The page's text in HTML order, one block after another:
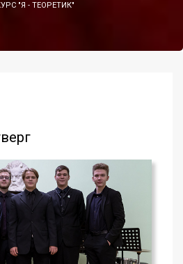
"Я - ТЕОРЕТИК"